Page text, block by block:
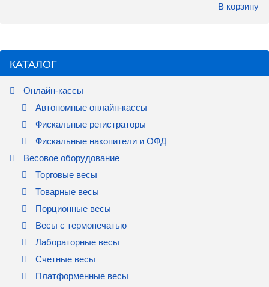
В корзину
КАТАЛОГ
Онлайн-кассы
Автономные онлайн-кассы
Фискальные регистраторы
Фискальные накопители и ОФД
Весовое оборудование
Торговые весы
Товарные весы
Порционные весы
Весы с термопечатью
Лабораторные весы
Счетные весы
Платформенные весы